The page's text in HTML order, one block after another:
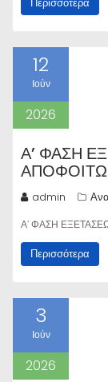
12
Ιούν
2026
Α’ ΦΑΣΗ
admin
Α’ ΦΑΣΗ
Περισσότερα
3
Ιούν
2026